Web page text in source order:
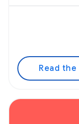
Read